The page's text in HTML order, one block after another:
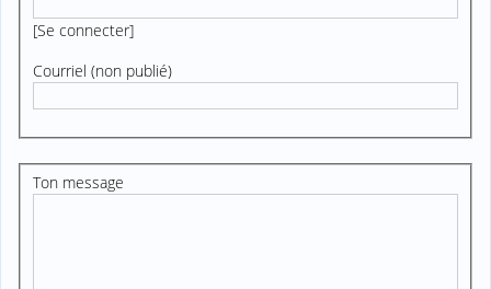
[Se connecter]
Courriel (non publié)
Ton message